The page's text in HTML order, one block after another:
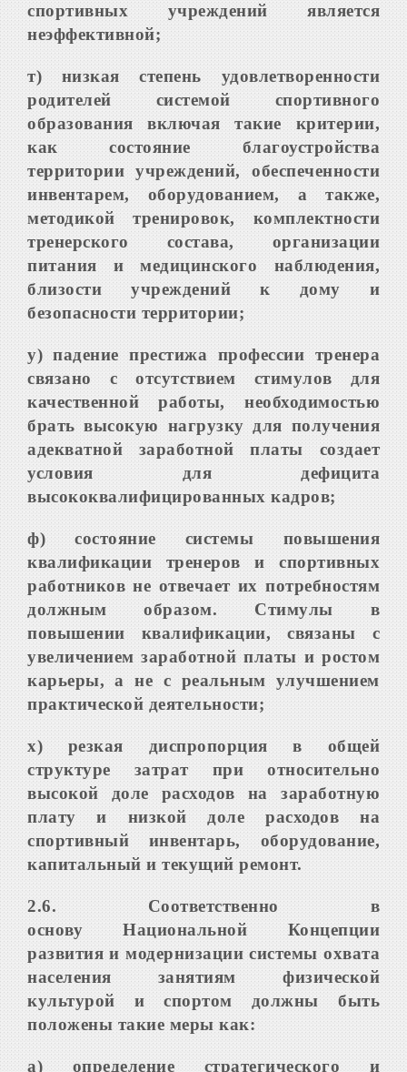
спортивных учреждений является
неэффективной;
т) низкая степень удовлетворенности
родителей системой спортивного
образования включая такие критерии,
как состояние благоустройства
территории учреждений, обеспеченности
инвентарем, оборудованием, а также,
методикой тренировок, комплектности
тренерского состава, организации
питания и медицинского наблюдения,
близости учреждений к дому и
безопасности территории;
у) падение престижа профессии тренера
связано с отсутствием стимулов для
качественной работы, необходимостью
брать высокую нагрузку для получения
адекватной заработной платы создает
условия для дефицита
высококвалифицированных кадров;
ф) состояние системы повышения
квалификации тренеров и спортивных
работников не отвечает их потребностям
должным образом. Стимулы в
повышении квалификации, связаны с
увеличением заработной платы и ростом
карьеры, а не с реальным улучшением
практической деятельности;
х) резкая диспропорция в общей
структуре затрат при относительно
высокой доле расходов на заработную
плату и низкой доле расходов на
спортивный инвентарь, оборудование,
капитальный и текущий ремонт.
2.6. Соответственно в
основуНациональной Концепции
развития и модернизации системы охвата
населения занятиям физической
культурой и спортом должны быть
положены такие меры как:
а) определение стратегического и